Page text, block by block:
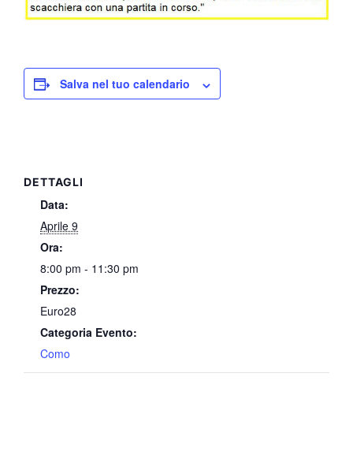
Salva nel tuo calendario
DETTAGLI
Data:
Aprile 9
Ora:
8:00 pm - 11:30 pm
Prezzo:
Euro28
Categoria Evento:
Como